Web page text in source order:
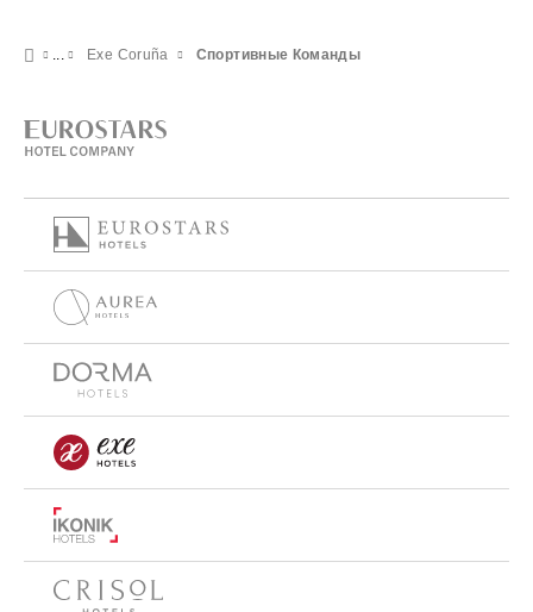
Exe Coruña Спортивные Команды